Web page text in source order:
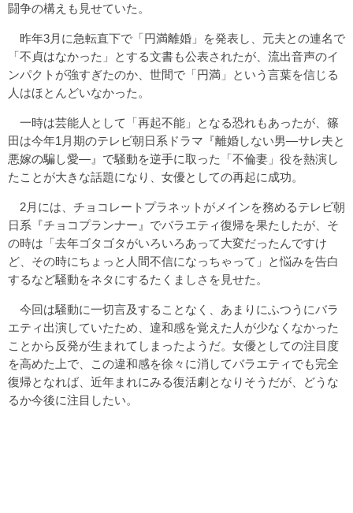
闘争の構えも見せていた。
昨年3月に急転直下で「円満離婚」を発表し、元夫との連名で
「不貞はなかった」とする文書も公表されたが、流出音声のイ
ンパクトが強すぎたのか、世間で「円満」という言葉を信じる
人はほとんどいなかった。
一時は芸能人として「再起不能」となる恐れもあったが、篠
田は今年1月期のテレビ朝日系ドラマ『離婚しない男―サレ夫と
悪嫁の騙し愛―』で騒動を逆手に取った「不倫妻」役を熱演し
たことが大きな話題になり、女優としての再起に成功。
2月には、チョコレートプラネットがメインを務めるテレビ朝
日系『チョコプランナー』でバラエティ復帰を果たしたが、そ
の時は「去年ゴタゴタがいろいろあって大変だったんですけ
ど、その時にちょっと人間不信になっちゃって」と悩みを告白
するなど騒動をネタにするたくましさを見せた。
今回は騒動に一切言及することなく、あまりにふつうにバラ
エティ出演していたため、違和感を覚えた人が少なくなかった
ことから反発が生まれてしまったようだ。女優としての注目度
を高めた上で、この違和感を徐々に消してバラエティでも完全
復帰となれば、近年まれにみる復活劇となりそうだが、どうな
るか今後に注目したい。